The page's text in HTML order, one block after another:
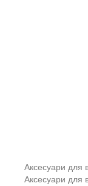
Аксесуари для
Аксесуари для